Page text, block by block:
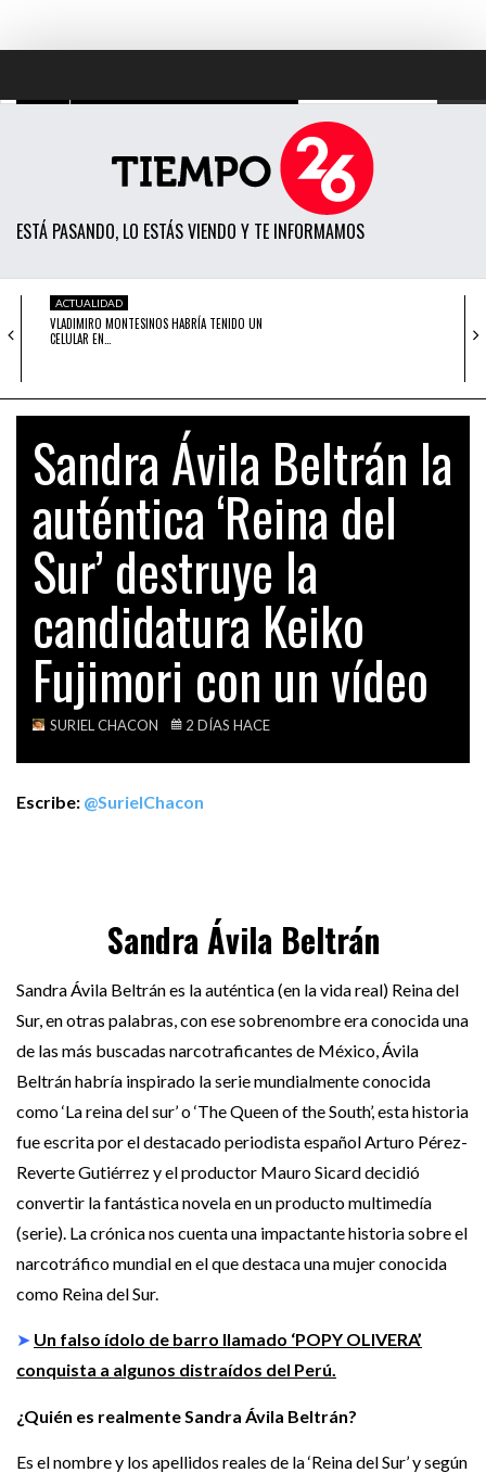
ESTÁ PASANDO, LO ESTÁS VIENDO Y TE INFORMAMOS
POLÍTICA
ECONOMÍA
SOCIEDAD
OPINIÓN
ENTRETENIMIENTO
TECH
VIDEOS
ACTUALIDAD
VLADIMIRO MONTESINOS HABRÍA TENIDO UN
CELULAR EN…
OPINIÓN
LA ECOGRAFÍA 4D DE LA “IZQUIERDA” PERUANA
DENUNCIA
SANDRA ÁVILA BELTRÁN LA AUTÉNTICA ‘REINA
DEL…
OPINIÓN
UN FALSO ÍDOLO DE BARRO LLAMADO ‘POPY…
Sandra Ávila Beltrán la
auténtica ‘Reina del
Sur’ destruye la
candidatura Keiko
Fujimori con un vídeo
SURIEL CHACON 2 DÍAS HACE
Escribe: @SurielChacon
Sandra Ávila Beltrán
Sandra Ávila Beltrán es la auténtica (en la vida real) Reina del
Sur, en otras palabras, con ese sobrenombre era conocida una
de las más buscadas narcotraficantes de México, Ávila
Beltrán habría inspirado la serie mundialmente conocida
como ‘La reina del sur’ o ‘The Queen of the South’, esta historia
fue escrita por el destacado periodista español Arturo Pérez-
Reverte Gutiérrez y el productor Mauro Sicard decidió
convertir la fantástica novela en un producto multimedía
(serie). La crónica nos cuenta una impactante historia sobre el
narcotráfico mundial en el que destaca una mujer conocida
como Reina del Sur.
➤ Un falso ídolo de barro llamado ‘POPY OLIVERA’
conquista a algunos distraídos del Perú.
¿Quién es realmente Sandra Ávila Beltrán?
Es el nombre y los apellidos reales de la ‘Reina del Sur’ y según